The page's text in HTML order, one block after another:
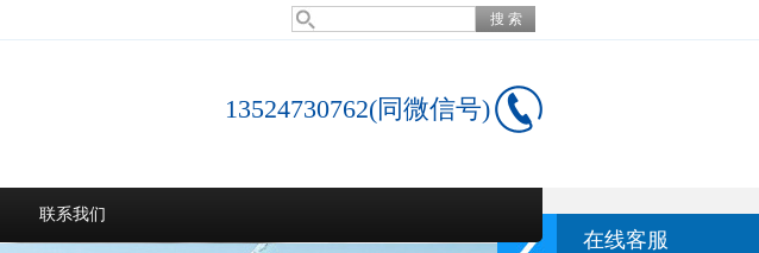
13524730762(同微信号)
联系我们
在线客服